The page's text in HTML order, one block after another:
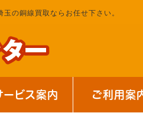
の銅線買取ならお任せ下さい。
ービス案内 ご利用案